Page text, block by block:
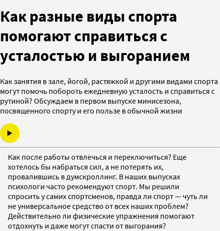
Как разные виды спорта
помогают справиться с
усталостью и выгоранием
Как занятия в зале, йогой, растяжкой и другими видами спорта
могут помочь побороть ежедневную усталость и справиться с
рутиной? Обсуждаем в первом выпуске минисезона,
посвященного спорту и его пользе в обычной жизни
Как после работы отвлечься и переключиться? Еще
хотелось бы набраться сил, а не потерять их,
провалившись в думскроллинг. В наших выпусках
психологи часто рекомендуют спорт. Мы решили
спросить у самих спортсменов, правда ли спорт — чуть ли
не универсальное средство от всех наших проблем?
Действительно ли физические упражнения помогают
отдохнуть и даже могут спасти от выгорания?